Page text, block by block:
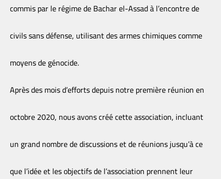
commis par le régime de Bachar el-Assad à l’encontre de
civils sans défense, utilisant des armes chimiques comme
moyens de génocide.
Après des mois d’efforts depuis notre première réunion en
octobre 2020, nous avons créé cette association, incluant
un grand nombre de discussions et de réunions jusqu’à ce
que l’idée et les objectifs de l’association prennent leur